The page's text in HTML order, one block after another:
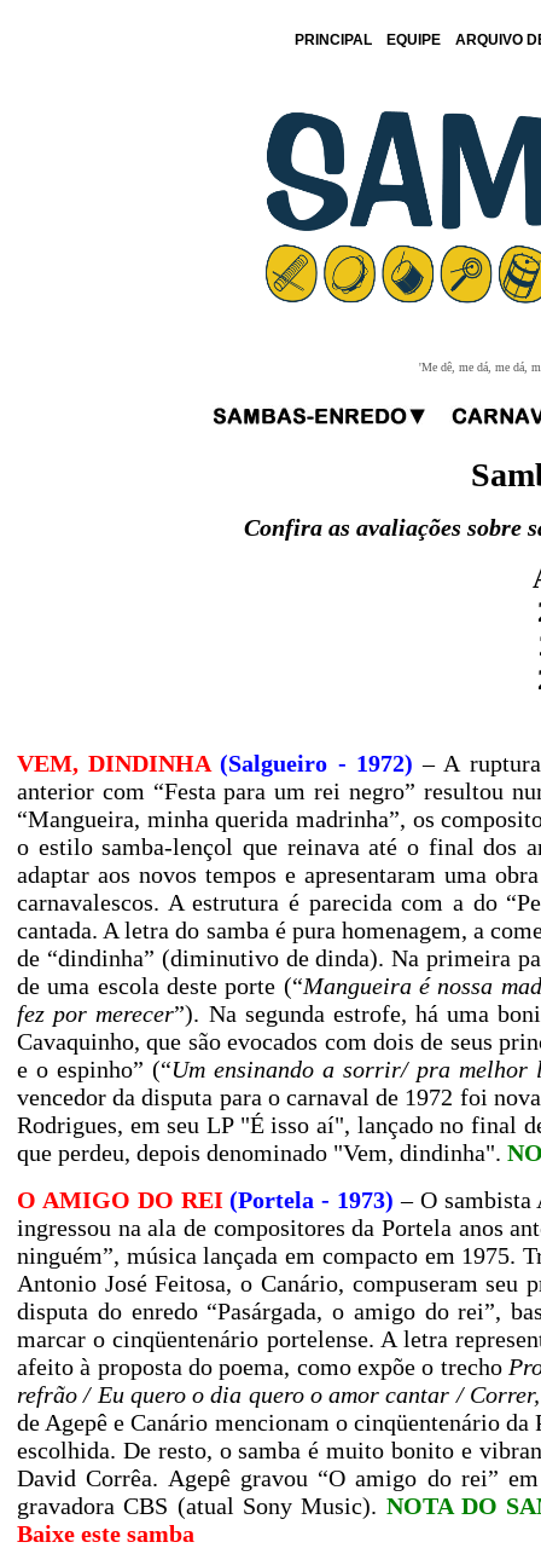
PRINCIPAL EQUIPE ARQUIVO
'Me dê, me dá, me dá,
Confira as avaliações sobre
VEM, DINDINHA(Salgueiro - 1972)– A
anterior com “Festa para um rei negro” resultou
“Mangueira, minha querida madrinha”, os
o estilo samba-lençol que reinava até o final dos
adaptar aos novos tempos e apresentaram uma
carnavalescos. A estrutura é parecida com a do
cantada. A letra do samba é pura homenagem, a
de “dindinha” (diminutivo de dinda). Na primeira
de uma escola deste porte (“Mangueira é nossa
fez por merecer”). Na segunda estrofe, há uma
Cavaquinho, que são evocados com dois de seus
e o espinho” (“Um ensinando a sorrir/ pra
vencedor da disputa para o carnaval de 1972 foi
Rodrigues, em seu LP "É isso aí", lançado no final
que perdeu, depois denominado "Vem, dindinha".
O AMIGO DO REI (Portela - 1973) – O sambista
ingressou na ala de compositores da Portela anos
ninguém”, música lançada em compacto em 1975.
Antonio José Feitosa, o Canário, compuseram seu
disputa do enredo “Pasárgada, o amigo do rei”,
marcar o cinqüentenário portelense. A letra
afeito à proposta do poema, como expõe o trecho
refrão / Eu quero o dia quero o amor cantar /
de Agepê e Canário mencionam o cinqüentenário
escolhida. De resto, o samba é muito bonito e
David Corrêa. Agepê gravou “O amigo do rei”
gravadora CBS (atual Sony Music). NOTA DO
Baixe este samba